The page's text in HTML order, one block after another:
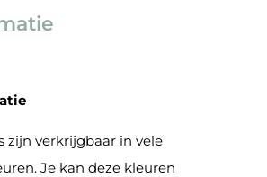
zijn verkrijgbaar in vele
Je kan deze kleuren